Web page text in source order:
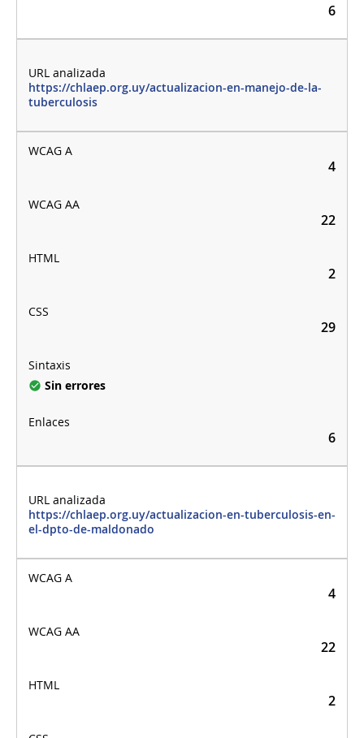
6
https://chlaep.org.uy/actualizacion-en-manejo-de-la-
tuberculosis
4
22
2
29
Sin errores
6
https://chlaep.org.uy/actualizacion-en-tuberculosis-en-
el-dpto-de-maldonado
4
22
2